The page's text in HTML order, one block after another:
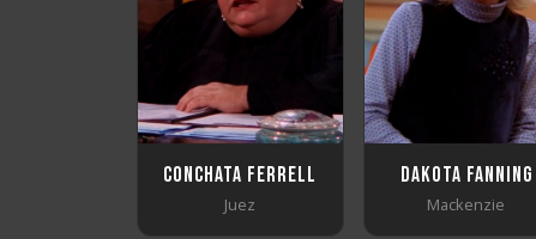
Conchata Ferrell
Juez
Dakota Fanning
Mackenzie